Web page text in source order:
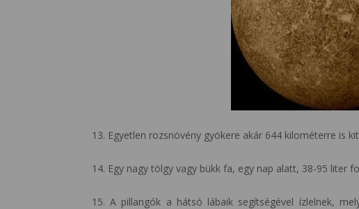
13. Egyetlen rozsnövény gyökere akár 644 kilométerre is
14. Egy nagy tölgy vagy bükk fa, egy nap alatt, 38-95 liter
15. A pillangók a hátsó lábaik segítségével ízlelnek,